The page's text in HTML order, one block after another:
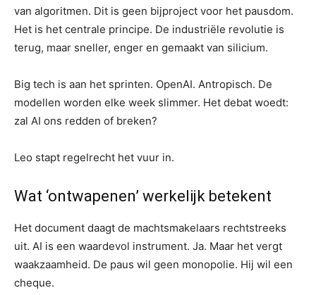
van algoritmen. Dit is geen bijproject voor het pausdom.
Het is het centrale principe. De industriële revolutie is
terug, maar sneller, enger en gemaakt van silicium.
Big tech is aan het sprinten. OpenAI. Antropisch. De
modellen worden elke week slimmer. Het debat woedt:
zal AI ons redden of breken?
Leo stapt regelrecht het vuur in.
Wat ‘ontwapenen’ werkelijk betekent
Het document daagt de machtsmakelaars rechtstreeks
uit. AI is een waardevol instrument. Ja. Maar het vergt
waakzaamheid. De paus wil geen monopolie. Hij wil een
cheque.